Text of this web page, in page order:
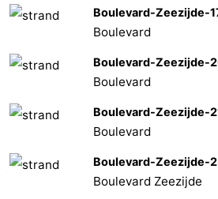
Boulevard-Zeezijde-
Boulevard
Boulevard-Zeezijde-
Boulevard
Boulevard-Zeezijde-
Boulevard
Boulevard-Zeezijde-
Boulevard Zeezijde